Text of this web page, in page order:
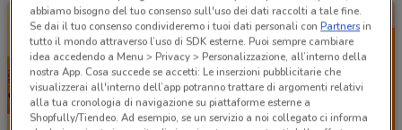
abbiamo bisogno del tuo consenso sull'uso dei dati raccolti a tale fine.
Se dai il tuo consenso condivideremo i tuoi dati personali conPartnersin
tutto il mondo attraverso l’uso di SDK esterne. Puoi sempre cambiare
idea accedendo a Menu > Privacy > Personalizzazione, all’interno della
nostra App. Cosa succede se accetti: Le inserzioni pubblicitarie che
visualizzerai all'interno dell’app potranno trattare di argomenti relativi
alla tua cronologia di navigazione su piattaforme esterne a
Shopfully/Tiendeo. Ad esempio, se un servizio a noi collegato ci informa